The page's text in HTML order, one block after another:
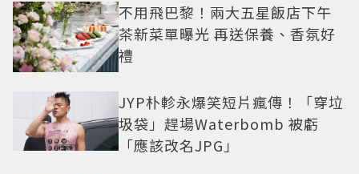
不用飛巴黎！兩大五星飯店下午
茶新菜單曝光 再送保養、香氛好
禮
JYP朴軫永爆笑短片瘋傳！「穿垃
圾袋」趕場Waterbomb 被虧
「應該改名JPG」